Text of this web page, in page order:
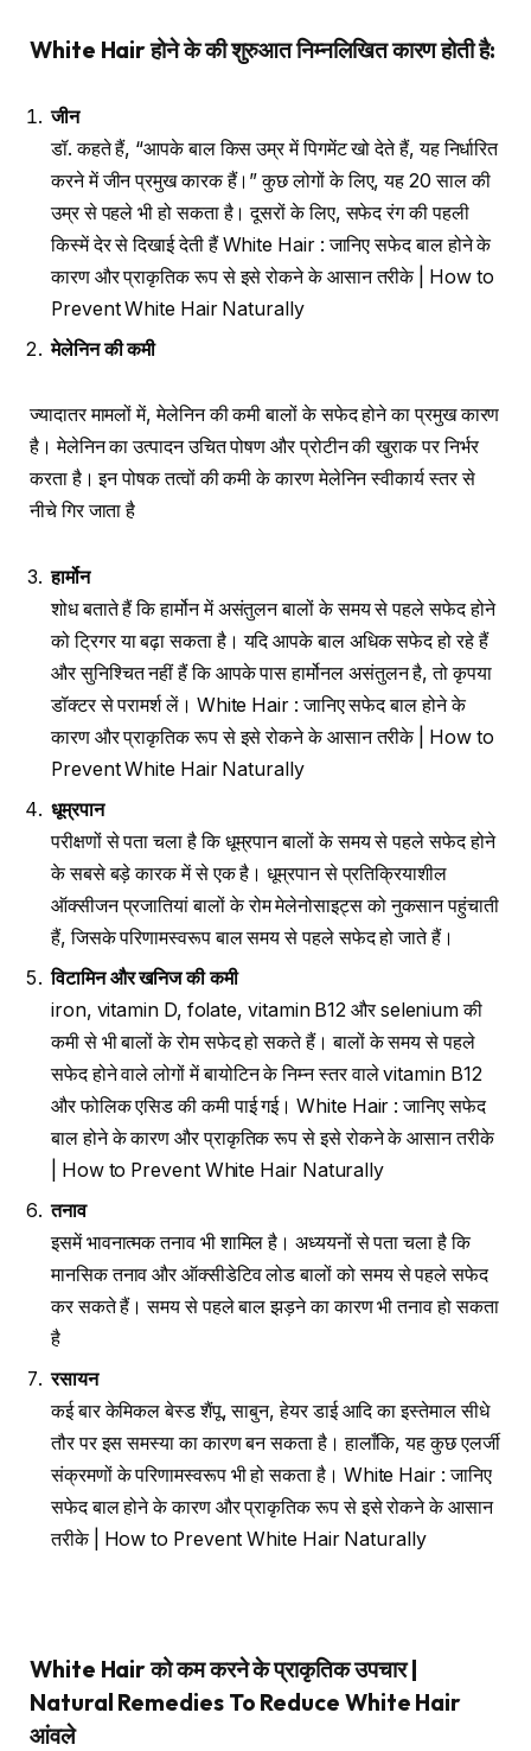
White Hairहोने के की शुरुआत निम्नलिखित कारण होती है:
जीन
डॉ. कहते हैं, “आपके बाल किस उम्र में पिगमेंट खो देते हैं, यह निर्धारित
करने में जीन प्रमुख कारक हैं।” कुछ लोगों के लिए, यह 20 साल की
उम्र से पहले भी हो सकता है। दूसरों के लिए, सफेद रंग की पहली
किस्में देर से दिखाई देती हैं White Hair : जानिए सफेद बाल होने के
कारण और प्राकृतिक रूप से इसे रोकने के आसान तरीके | How to
Prevent White Hair Naturally
मेलेनिन की कमी
ज्यादातर मामलों में, मेलेनिन की कमी बालों के सफेद होने का प्रमुख कारण
है। मेलेनिन का उत्पादन उचित पोषण और प्रोटीन की खुराक पर निर्भर
करता है। इन पोषक तत्वों की कमी के कारण मेलेनिन स्वीकार्य स्तर से
नीचे गिर जाता है
हार्मोन
शोध बताते हैं कि हार्मोन में असंतुलन बालों के समय से पहले सफेद होने
को ट्रिगर या बढ़ा सकता है। यदि आपके बाल अधिक सफेद हो रहे हैं
और सुनिश्चित नहीं हैं कि आपके पास हार्मोनल असंतुलन है, तो कृपया
डॉक्टर से परामर्श लें। White Hair : जानिए सफेद बाल होने के
कारण और प्राकृतिक रूप से इसे रोकने के आसान तरीके | How to
Prevent White Hair Naturally
धूम्रपान
परीक्षणों से पता चला है कि धूम्रपान बालों के समय से पहले सफेद होने
के सबसे बड़े कारक में से एक है। धूम्रपान से प्रतिक्रियाशील
ऑक्सीजन प्रजातियां बालों के रोम मेलेनोसाइट्स को नुकसान पहुंचाती
हैं, जिसके परिणामस्वरूप बाल समय से पहले सफेद हो जाते हैं।
विटामिन और खनिज की कमी
iron, vitamin D, folate, vitamin B12 और selenium की
कमी से भी बालों के रोम सफेद हो सकते हैं। बालों के समय से पहले
सफेद होने वाले लोगों में बायोटिन के निम्न स्तर वाले vitamin B12
और फोलिक एसिड की कमी पाई गई। White Hair : जानिए सफेद
बाल होने के कारण और प्राकृतिक रूप से इसे रोकने के आसान तरीके
| How to Prevent White Hair Naturally
तनाव
इसमें भावनात्मक तनाव भी शामिल है। अध्ययनों से पता चला है कि
मानसिक तनाव और ऑक्सीडेटिव लोड बालों को समय से पहले सफेद
कर सकते हैं। समय से पहले बाल झड़ने का कारण भी तनाव हो सकता
है
रसायन
कई बार केमिकल बेस्ड शैंपू, साबुन, हेयर डाई आदि का इस्तेमाल सीधे
तौर पर इस समस्या का कारण बन सकता है। हालाँकि, यह कुछ एलर्जी
संक्रमणों के परिणामस्वरूप भी हो सकता है। White Hair : जानिए
सफेद बाल होने के कारण और प्राकृतिक रूप से इसे रोकने के आसान
तरीके | How to Prevent White Hair Naturally
White Hairको कम करने के प्राकृतिक उपचार|
Natural Remedies To Reduce White Hair
आंवले